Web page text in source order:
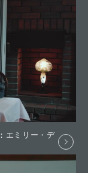
エミリー・デ